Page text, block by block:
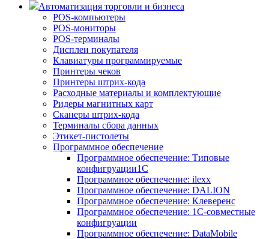
Автоматизация торговли и бизнеса
POS-компьютеры
POS-мониторы
POS-терминалы
Дисплеи покупателя
Клавиатуры программируемые
Принтеры чеков
Принтеры штрих-кода
Расходные материалы и комплектующие
Ридеры магнитных карт
Сканеры штрих-кода
Терминалы сбора данных
Этикет-пистолеты
Программное обеспечение
Программное обеспечение: Типовые
конфигруации1С
Программное обеспечение: ilexx
Программное обеспечение: DALION
Программное обеспечение: Клеверенс
Программное обеспечение: 1С-совместные
конфигруации
Программное обеспечение: DataMobile